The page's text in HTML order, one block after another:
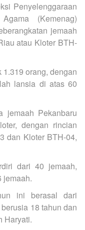
Penyelenggaraan
(Kemenag)
jemaah
atau Kloter BTH-
1.319 orang, dengan
lansia di atas 60
jemaah Pekanbaru
dengan rincian
dan Kloter BTH-04,
dari 40 jemaah,
jemaah.
ini berasal dari
18 tahun dan
Haryati.